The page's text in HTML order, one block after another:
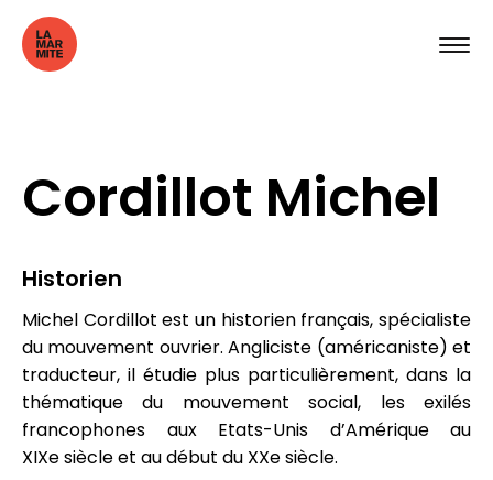
Cordillot Michel
Historien
Michel Cordillot est un historien français, spécialiste
du mouvement ouvrier. Angliciste (américaniste) et
traducteur, il étudie plus particulièrement, dans la
thématique du mouvement social, les exilés
francophones aux Etats-Unis d’Amérique au
XIXe siècle et au début du XXe siècle.